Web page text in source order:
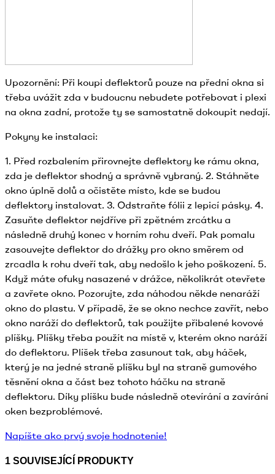
Upozornění: Při koupi deflektorů pouze na přední okna si
třeba uvážit zda v budoucnu nebudete potřebovat i plexi
na okna zadní, protože ty se samostatně dokoupit nedají.
Pokyny ke instalaci:
1. Před rozbalením přirovnejte deflektory ke rámu okna,
zda je deflektor shodný a správně vybraný. 2. Stáhněte
okno úplně dolů a očistěte místo, kde se budou
deflektory instalovat. 3. Odstraňte fólii z lepicí pásky. 4.
Zasuňte deflektor nejdříve při zpětném zrcátku a
následně druhý konec v horním rohu dveří. Pak pomalu
zasouvejte deflektor do drážky pro okno směrem od
zrcadla k rohu dveří tak, aby nedošlo k jeho poškození. 5.
Když máte ofuky nasazené v drážce, několikrát otevřete
a zavřete okno. Pozorujte, zda náhodou někde nenaráží
okno do plastu. V případě, že se okno nechce zavřít, nebo
okno naráží do deflektorů, tak použijte přibalené kovové
plíšky. Plíšky třeba použít na místě v, kterém okno naráží
do deflektoru. Plíšek třeba zasunout tak, aby háček,
který je na jedné straně plíšku byl na straně gumového
těsnění okna a část bez tohoto háčku na straně
deflektoru. Díky plíšku bude následně otevírání a zavírání
oken bezproblémové.
Napíšte ako prvý svoje hodnotenie!
1 SOUVISEJÍCÍ PRODUKTY